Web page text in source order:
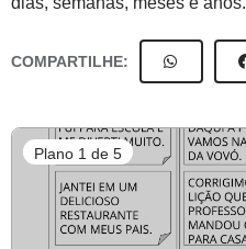
COMPARTILHE:
Plano 1 de 5